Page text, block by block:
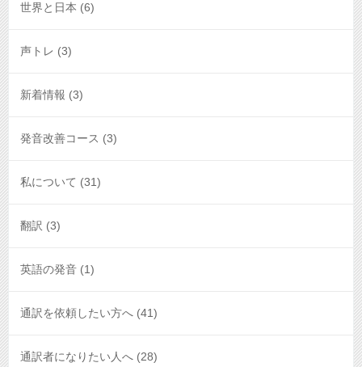
世界と日本 (6)
声トレ (3)
新着情報 (3)
発音改善コース (3)
私について (31)
翻訳 (3)
英語の発音 (1)
通訳を依頼したい方へ (41)
通訳者になりたい人へ (28)